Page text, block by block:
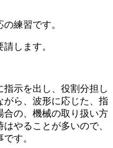
練習です。
します。
指示を出し、役割分担し
がら、波形に応じた、指
合の、機械の取り扱い方
やることが多いので、
す。